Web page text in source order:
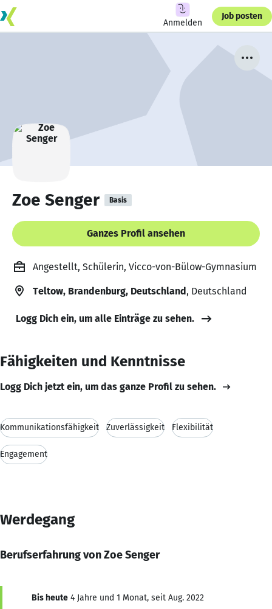
Anmelden
Job posten
Zoe Senger Basis
Ganzes Profil ansehen
Angestellt, Schülerin, Vicco-von-Bülow-Gymnasium
Teltow, Brandenburg, Deutschland, Deutschland
Logg Dich ein, um alle Einträge zu sehen.
Fähigkeiten und Kenntnisse
Logg Dich jetzt ein, um das ganze Profil zu sehen.
Kommunikationsfähigkeit Zuverlässigkeit Flexibilität
Engagement
Werdegang
Berufserfahrung von Zoe Senger
Bis heute 4 Jahre und 1 Monat, seit Aug. 2022